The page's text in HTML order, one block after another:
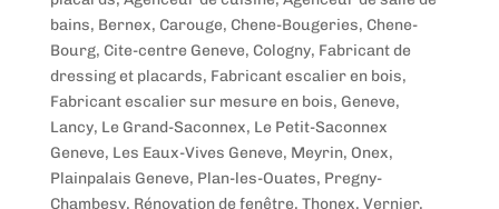
bains, Bernex, Carouge, Chene-Bougeries, Chene-
Bourg, Cite-centre Geneve, Cologny, Fabricant de
dressing et placards, Fabricant escalier en bois,
Fabricant escalier sur mesure en bois, Geneve,
Lancy, Le Grand-Saconnex, Le Petit-Saconnex
Geneve, Les Eaux-Vives Geneve, Meyrin, Onex,
Plainpalais Geneve, Plan-les-Ouates, Pregny-
Chambesy, Rénovation de fenêtre, Thonex, Vernier,